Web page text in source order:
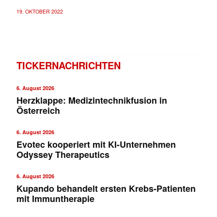
19. OKTOBER 2022
TICKERNACHRICHTEN
6. August 2026
Herzklappe: Medizintechnikfusion in
Österreich
6. August 2026
Evotec kooperiert mit KI-Unternehmen
Odyssey Therapeutics
6. August 2026
Kupando behandelt ersten Krebs-Patienten
mit Immuntherapie